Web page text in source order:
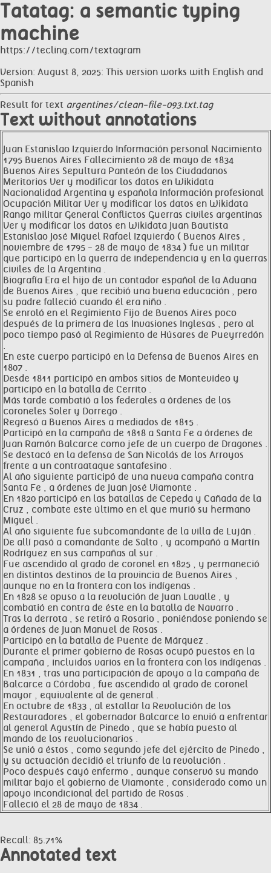
Tatatag: a semantic typing
machine
https://tecling.com/textagram
Version: August 8, 2025: This version works with English and
Spanish
Result for text argentines/clean-file-093.txt.tag
Text without annotations
Juan Estanislao Izquierdo Información personal Nacimiento
1795 Buenos Aires Fallecimiento 28 de mayo de 1834
Buenos Aires Sepultura Panteón de los Ciudadanos
Meritorios Ver y modificar los datos en Wikidata
Nacionalidad Argentina y española Información profesional
Ocupación Militar Ver y modificar los datos en Wikidata
Rango militar General Conflictos Guerras civiles argentinas
Ver y modificar los datos en Wikidata Juan Bautista
Estanislao José Miguel Rafael Izquierdo ( Buenos Aires ,
noviembre de 1795 - 28 de mayo de 1834 ) fue un militar
que participó en la guerra de independencia y en la guerras
civiles de la Argentina .
Biografía Era el hijo de un contador español de la Aduana
de Buenos Aires , que recibió una buena educación , pero
su padre falleció cuando él era niño .
Se enroló en el Regimiento Fijo de Buenos Aires poco
después de la primera de las Invasiones Inglesas , pero al
poco tiempo pasó al Regimiento de Húsares de Pueyrredón
.
En este cuerpo participó en la Defensa de Buenos Aires en
1807 .
Desde 1811 participó en ambos sitios de Montevideo y
participó en la batalla de Cerrito .
Más tarde combatió a los federales a órdenes de los
coroneles Soler y Dorrego .
Regresó a Buenos Aires a mediados de 1815 .
Participó en la campaña de 1818 a Santa Fe a órdenes de
Juan Ramón Balcarce como jefe de un cuerpo de Dragones .
Se destacó en la defensa de San Nicolás de los Arroyos
frente a un contraataque santafesino .
Al año siguiente participó de una nueva campaña contra
Santa Fe , a órdenes de Juan José Viamonte .
En 1820 participó en las batallas de Cepeda y Cañada de la
Cruz , combate este último en el que murió su hermano
Miguel .
Al año siguiente fue subcomandante de la villa de Luján .
De allí pasó a comandante de Salto , y acompañó a Martín
Rodríguez en sus campañas al sur .
Fue ascendido al grado de coronel en 1825 , y permaneció
en distintos destinos de la provincia de Buenos Aires ,
aunque no en la frontera con los indígenas .
En 1828 se opuso a la revolución de Juan Lavalle , y
combatió en contra de éste en la batalla de Navarro .
Tras la derrota , se retiró a Rosario , poniéndose poniendo se
a órdenes de Juan Manuel de Rosas .
Participó en la batalla de Puente de Márquez .
Durante el primer gobierno de Rosas ocupó puestos en la
campaña , incluidos varios en la frontera con los indígenas .
En 1831 , tras una participación de apoyo a la campaña de
Balcarce a Córdoba , fue ascendido al grado de coronel
mayor , equivalente al de general .
En octubre de 1833 , al estallar la Revolución de los
Restauradores , el gobernador Balcarce lo envió a enfrentar
al general Agustín de Pinedo , que se había puesto al
mando de los revolucionarios .
Se unió a éstos , como segundo jefe del ejército de Pinedo ,
y su actuación decidió el triunfo de la revolución .
Poco después cayó enfermo , aunque conservó su mando
militar bajo el gobierno de Viamonte , considerado como un
apoyo incondicional del partido de Rosas .
Falleció el 28 de mayo de 1834 .
Recall: 85.71%
Annotated text